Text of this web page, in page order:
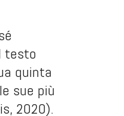
testo
quinta
sue più
2020).